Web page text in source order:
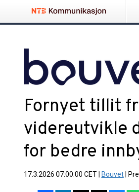
Fornyet tillit
videreutvikle
for bedre
17.3.2026 07:00:00 CET Bouvet